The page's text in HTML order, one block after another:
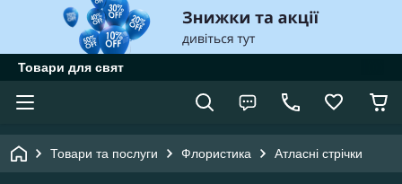
Товари для свят
Товари та послуги Флористика Атласні стрічки